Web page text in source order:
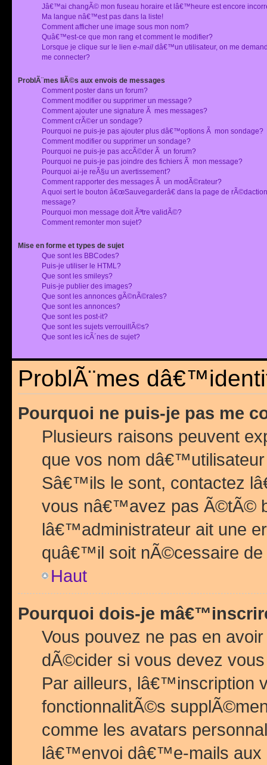
Jâ€™ai changÃ© mon fuseau horaire et lâ€™heure est encore
Ma langue nâ€™est pas dans la liste!
Comment afficher une image sous mon nom?
Quâ€™est-ce que mon rang et comment le modifier?
Lorsque je clique sur le lien e-mail dâ€™un utilisateur, on me
me connecter?
ProblÃ¨mes liÃ©s aux envois de messages
Comment poster dans un forum?
Comment modifier ou supprimer un message?
Comment ajouter une signature Ã mes messages?
Comment crÃ©er un sondage?
Pourquoi ne puis-je pas ajouter plus dâ€™options Ã mon sondage?
Comment modifier ou supprimer un sondage?
Pourquoi ne puis-je pas accÃ©der Ã un forum?
Pourquoi ne puis-je pas joindre des fichiers Ã mon message?
Pourquoi ai-je reÃ§u un avertissement?
Comment rapporter des messages Ã un modÃ©rateur?
A quoi sert le bouton â€œSauvegarderâ€ dans la page de
message?
Pourquoi mon message doit Ãªtre validÃ©?
Comment remonter mon sujet?
Mise en forme et types de sujet
Que sont les BBCodes?
Puis-je utiliser le HTML?
Que sont les smileys?
Puis-je publier des images?
Que sont les annonces gÃ©nÃ©rales?
Que sont les annonces?
Que sont les post-it?
Que sont les sujets verrouillÃ©s?
Que sont les icÃ´nes de sujet?
ProblÃ¨mes
Pourquoi ne puis-je pas me
Plusieurs raisons peuvent
que vos nom
Sâ€™ils le sont, contactez
vous nâ€™avez pas Ã©tÃ©
lâ€™administrateur ait une
quâ€™il soit nÃ©cessaire de
Haut
Pourquoi dois-je
Vous pouvez ne pas en
dÃ©cider si vous devez
Par ailleurs, lâ€™inscription
fonctionnalitÃ©s
comme les avatars
lâ€™envoi dâ€™e-mails